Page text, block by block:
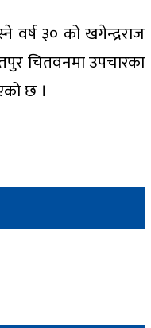
वर्ष ३० को खगेन्द्रराज
चितवनमा उपचारका
छ ।